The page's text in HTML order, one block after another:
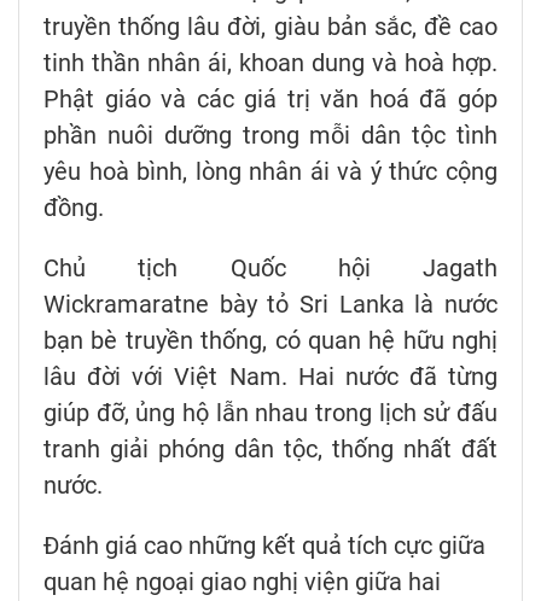
truyền thống lâu đời, giàu bản sắc, đề cao
tinh thần nhân ái, khoan dung và hoà hợp.
Phật giáo và các giá trị văn hoá đã góp
phần nuôi dưỡng trong mỗi dân tộc tình
yêu hoà bình, lòng nhân ái và ý thức cộng
đồng.
Chủ tịch Quốc hội Jagath
Wickramaratne bày tỏ Sri Lanka là nước
bạn bè truyền thống, có quan hệ hữu nghị
lâu đời với Việt Nam. Hai nước đã từng
giúp đỡ, ủng hộ lẫn nhau trong lịch sử đấu
tranh giải phóng dân tộc, thống nhất đất
nước.
Đánh giá cao những kết quả tích cực giữa
quan hệ ngoại giao nghị viện giữa hai